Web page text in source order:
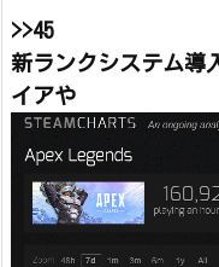
>>45
新ランクシステム導
イアや